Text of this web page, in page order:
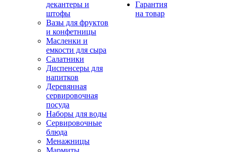
декантеры и
штофы
Вазы для фруктов
и конфетницы
Масленки и
емкости для сыра
Салатники
Диспенсеры для
напитков
Деревянная
сервировочная
посуда
Наборы для воды
Сервировочные
блюда
Менажницы
Мармиты
Гарантия
на товар